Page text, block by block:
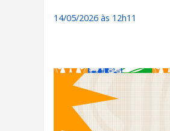
14/05/2026 às 12h11